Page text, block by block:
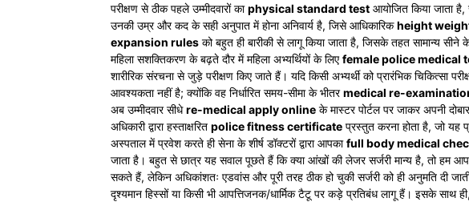
परीक्षण से ठीक पहले उम्मीदवारों काphysical standard test आयोजित किया जाता
उनकी उम्र और कद के सही अनुपात में होना अनिवार्य है, जिसे आधिकारिकheight
expansion rules को बहुत ही बारीकी से लागू किया जाता है, जिसके तहत सामान्य
महिला सशक्तिकरण के बढ़ते दौर में महिला अभ्यर्थियों के लिएfemale police medical
शारीरिक संरचना से जुड़े परीक्षण किए जाते हैं। यदि किसी अभ्यर्थी को प्रारंभिक
आवश्यकता नहीं है; क्योंकि वह निर्धारित समय-सीमा के भीतरmedical re-
अब उम्मीदवार सीधेre-medical apply online के मास्टर पोर्टल पर जाकर अपनी
अधिकारी द्वारा हस्ताक्षरित police fitness certificate प्रस्तुत करना होता है, जो यह
अस्पताल में प्रवेश करते ही सेना के शीर्ष डॉक्टरों द्वारा आपकाfull body medical
जाता है। बहुत से छात्र यह सवाल पूछते हैं कि क्या आंखों की लेजर सर्जरी मान्य है, तो हम
सकते हैं, लेकिन अधिकांशतः एडवांस और पूरी तरह ठीक हो चुकी सर्जरी को ही अनुमति दी
दृश्यमान हिस्सों या किसी भी आपत्तिजनक/धार्मिक टैटू पर कड़े प्रतिबंध लागू हैं। इसके साथ